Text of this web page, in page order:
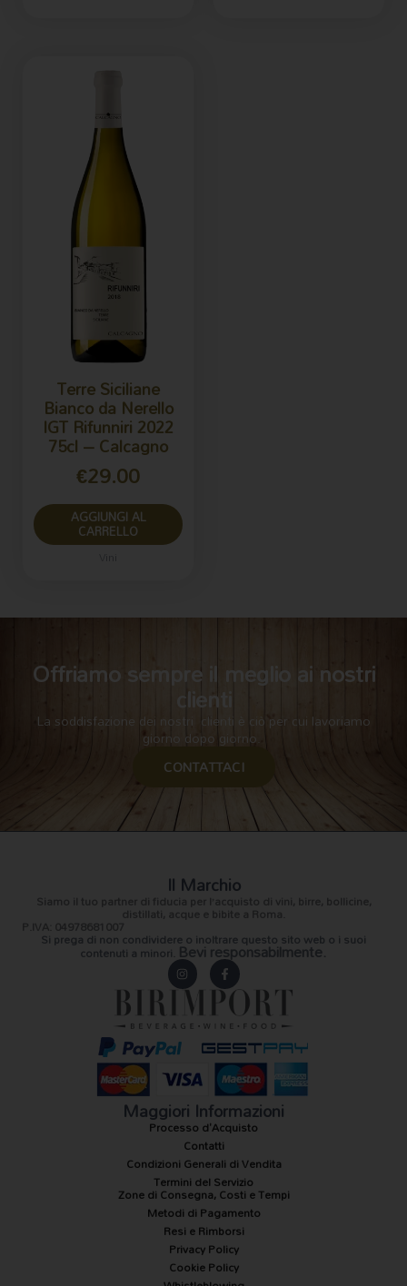
Terre Siciliane
Bianco da Nerello
IGT Rifunniri 2022
75cl – Calcagno
€29.00
AGGIUNGI AL
CARRELLO
Offriamo sempre il meglio ai nostri
clienti
La soddisfazione dei nostri clienti è ciò per cui lavoriamo
giorno dopo giorno.
CONTATTACI
Il Marchio
Si prega di non condividere o inoltrare questo sito web o i suoi
contenuti a minori. Bevi responsabilmente.
In
s
t
g
r
a
F
a
c
eb
o
o
k
-f
Maggiori Informazioni
Processo d'Acquisto
Contatti
Condizioni Generali di Vendita
Termini del Servizio
Zone di Consegna, Costi e Tempi
Metodi di Pagamento
Resi e Rimborsi
Privacy Policy
Cookie Policy